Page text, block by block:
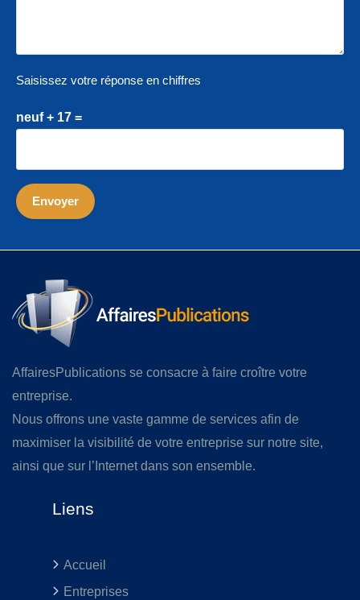
Saisissez votre réponse en chiffres
neuf + 17 =
AffairesPublications se consacre à faire croître votre
entreprise.
Nous offrons une vaste gamme de services afin de
maximiser la visibilité de votre entreprise sur notre site,
ainsi que sur l’Internet dans son ensemble.
Liens
Accueil
Entreprises